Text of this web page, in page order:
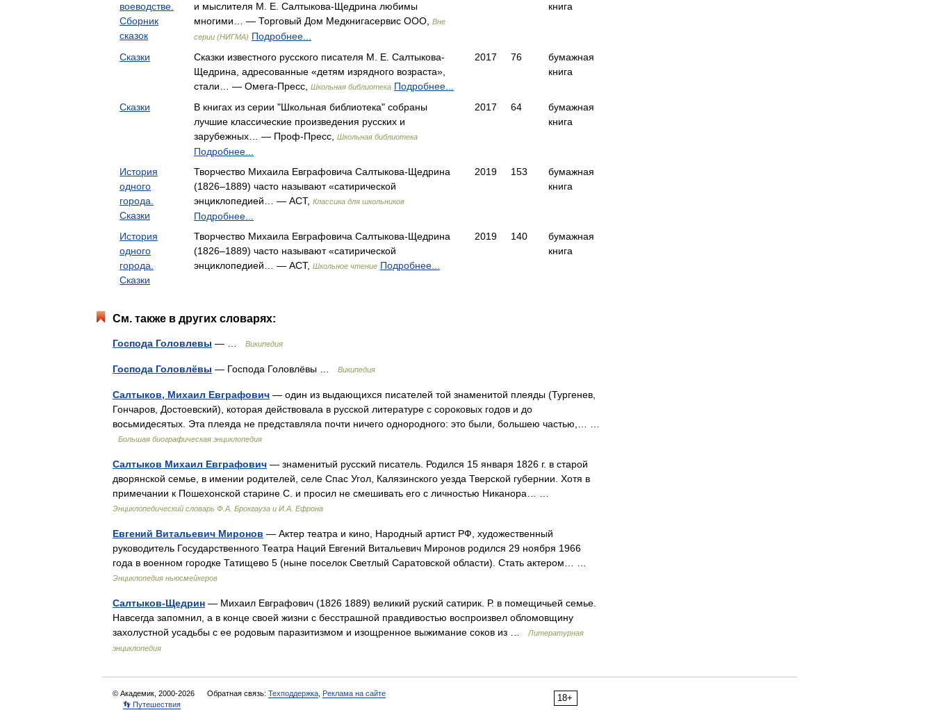
воеводстве.
Сборник
сказок
и мыслителя М. Е. Салтыкова-Щедрина любимы
многими… — Торговый Дом Медкнигасервис ООО,
Вне
серии (НИГМА) Подробнее...
книга
Сказки
Сказки известного русского писателя М. Е. Салтыкова-
Щедрина, адресованные «детям изрядного возраста»,
стали… — Омега-Пресс,
Школьная библиотека Подробнее...
2017 76
бумажная
книга
Сказки
В книгах из серии "Школьная библиотека" собраны
лучшие классические произведения русских и
зарубежных… — Проф-Пресс,
Школьная библиотека
Подробнее...
2017 64
бумажная
книга
История
одного
города.
Сказки
Творчество Михаила Евграфовича Салтыкова-Щедрина
(1826–1889) часто называют «сатирической
энциклопедией… — АСТ, Классика для школьников
Подробнее...
2019 153
бумажная
книга
История
одного
города.
Сказки
Творчество Михаила Евграфовича Салтыкова-Щедрина
(1826–1889) часто называют «сатирической
энциклопедией… — АСТ, Школьное чтение Подробнее...
2019 140
бумажная
книга
См. также в других словарях:
Господа Головлевы — … Википедия
Господа Головлёвы — Господа Головлёвы … Википедия
Салтыков, Михаил Евграфович — один из выдающихся писателей той знаменитой плеяды (Тургенев,
Гончаров, Достоевский), которая действовала в русской литературе с сороковых годов и до
восьмидесятых. Эта плеяда не представляла почти ничего однородного: это были, большею частью,… …
Большая биографическая энциклопедия
Салтыков Михаил Евграфович — знаменитый русский писатель. Родился 15 января 1826 г. в старой
дворянской семье, в имении родителей, селе Спас Угол, Калязинского уезда Тверской губернии. Хотя в
примечании к Пошехонской старине С. и просил не смешивать его с личностью Никанора… …
Энциклопедический словарь Ф.А. Брокгауза и И.А. Ефрона
Евгений Витальевич Миронов — Актер театра и кино, Народный артист РФ, художественный
руководитель Государственного Театра Наций Евгений Витальевич Миронов родился 29 ноября 1966
года в военном городке Татищево 5 (ныне поселок Светлый Саратовской области). Стать актером… …
Энциклопедия ньюсмейкеров
Салтыков-Щедрин — Михаил Евграфович (1826 1889) великий руский сатирик. Р. в помещичьей семье.
Навсегда запомнил, а в конце своей жизни с бесстрашной правдивостью воспроизвел обломовщину
захолустной усадьбы с ее родовым паразитизмом и изощренное выжимание соков из …
Литературная
энциклопедия
18+
© Академик, 2000-2026 Обратная связь: Техподдержка Реклама на сайте
👣 Путешествия